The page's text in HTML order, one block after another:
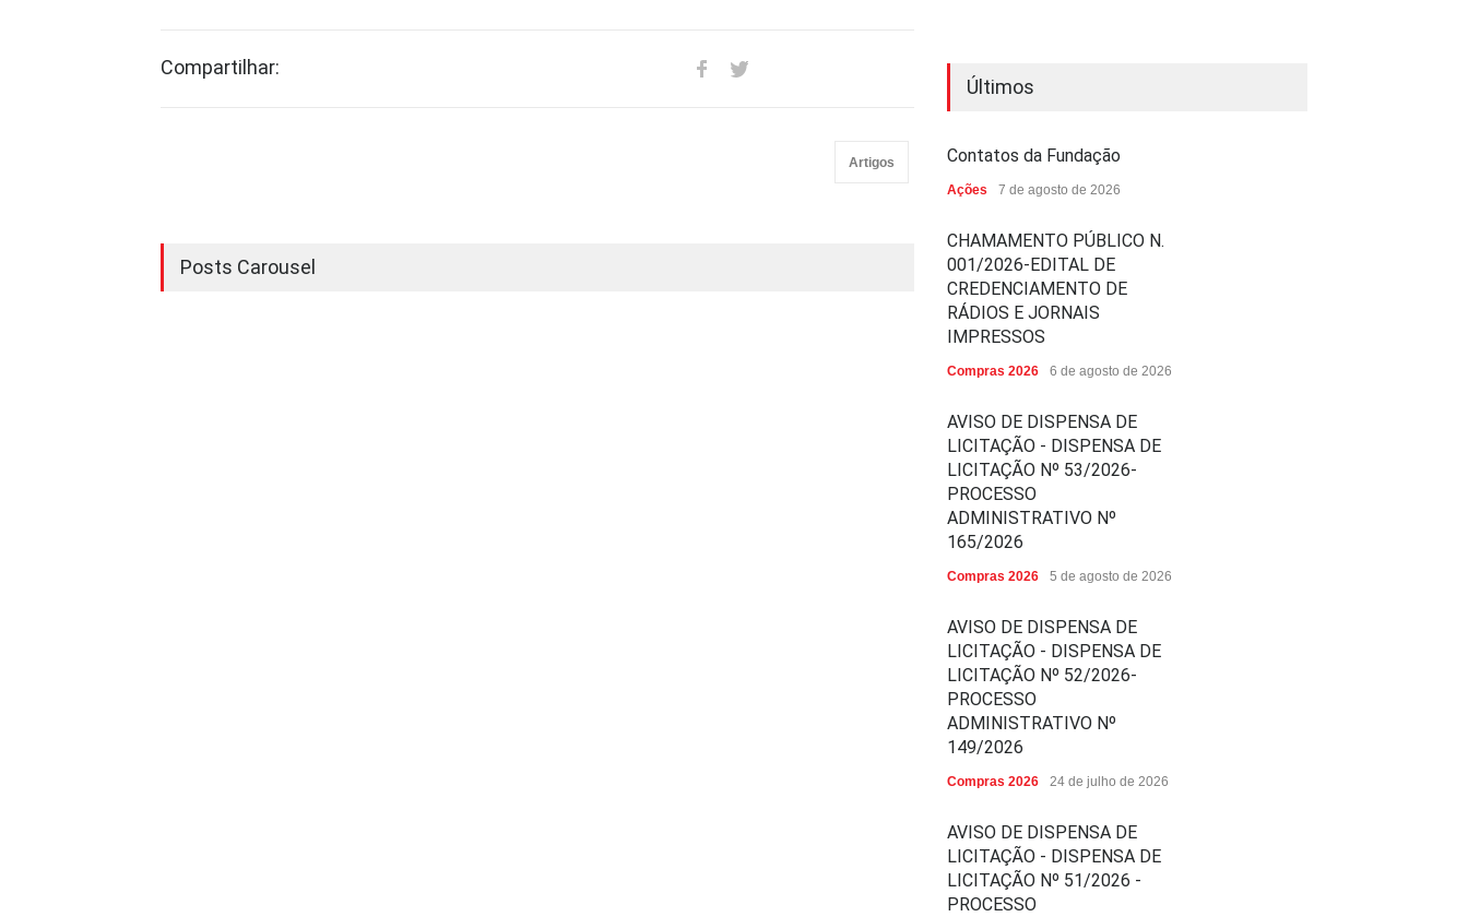
Compartilhar:
Artigos
Posts Carousel
Últimos
Contatos da Fundação
Ações 7 de agosto de 2026
CHAMAMENTO PÚBLICO N.
001/2026-EDITAL DE
CREDENCIAMENTO DE
RÁDIOS E JORNAIS
IMPRESSOS
Compras 2026 6 de agosto de 2026
AVISO DE DISPENSA DE
LICITAÇÃO - DISPENSA DE
LICITAÇÃO Nº 53/2026-
PROCESSO
ADMINISTRATIVO Nº
165/2026
Compras 2026 5 de agosto de 2026
AVISO DE DISPENSA DE
LICITAÇÃO - DISPENSA DE
LICITAÇÃO Nº 52/2026-
PROCESSO
ADMINISTRATIVO Nº
149/2026
Compras 2026 24 de julho de 2026
AVISO DE DISPENSA DE
LICITAÇÃO - DISPENSA DE
LICITAÇÃO Nº 51/2026 -
PROCESSO